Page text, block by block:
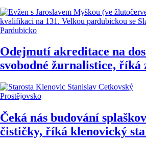
Pardubicko
Odejmutí akreditace na
svobodné žurnalistice, říká
Prostějovsko
Čeká nás budování
čističky, říká klenovický